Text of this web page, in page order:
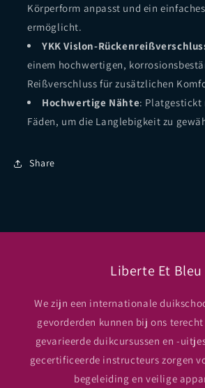
Körperform anpasst und ein
ermöglicht.
YKK Vislon-
einem hochwertigen,
Reißverschluss für zusätzlichen
Hochwertige Nähte:
Fäden, um die Langlebigkeit zu
Share
Liberte Et Bleu
We zijn een internationale
gevorderden kunnen bij ons
gevarieerde duikcursussen en -
gecertificeerde instructeurs zorgen
begeleiding en veilige